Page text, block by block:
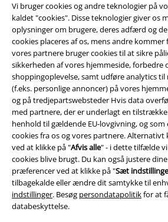
Vi bruger cookies og andre teknologier på
kaldet "cookies". Disse teknologier giver os
oplysninger om brugere, deres adfærd og
cookies placeres af os, mens andre
vores partnere bruger cookies til at sikre
sikkerheden af ​​vores hjemmeside, forbedre
shoppingoplevelse, samt udføre analytics
(f.eks. personlige annoncer) på vores
og på tredjepartswebsteder Hvis data
med partnere, der er underlagt en
henhold til gældende EU-lovgivning, og
cookies fra os og vores partnere.
ved at klikke på "Afvis alle" - i dette tilfælde
cookies blive brugt. Du kan også justere
præferencer ved at klikke på "Sæt
tilbagekalde eller ændre dit samtykke til
indstillinger. Besøg persondatapolitikfor at
databeskyttelse.
A Warner Music Group
Juridisk